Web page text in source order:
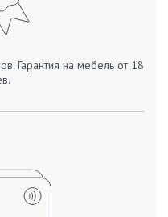
Гарантия на мебель от 18